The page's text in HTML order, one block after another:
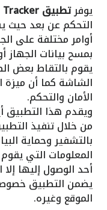
يوفرتطبيق Find my friends: Phone Tracker
التحكم عن بعد حيث
أوامر مختلفة على
بمسح بيانات الجهاز
يقوم بالتقاط بعض
الشاشة كما أن
الأمان والتحكم.
ويقدم هذا
من خلال تنفيذ
بالتشفير وحماية
المعلومات التي
أحد الوصول إليها
يضمن التطبيق
الموقع وغيره.